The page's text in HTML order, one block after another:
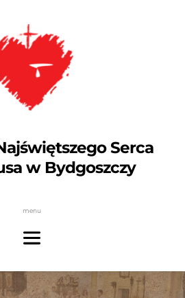
Serca
w Bydgoszczy
menu